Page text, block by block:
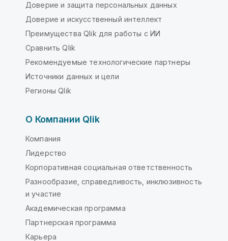
Доверие и защита персональных данных
Доверие и искусственный интеллект
Преимущества Qlik для работы с ИИ
Сравнить Qlik
Рекомендуемые технологические партнеры
Источники данных и цели
Регионы Qlik
О Компании Qlik
Компания
Лидерство
Корпоративная социальная ответственность
Разнообразие, справедливость, инклюзивность
и участие
Академическая программа
Партнерская программа
Карьера